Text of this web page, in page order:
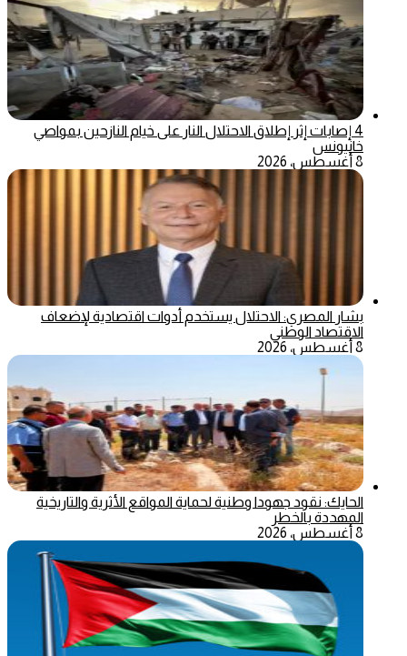
4 إصابات إثر إطلاق الاحتلال النار على خيام النازحين بمواصي
خانيونس
8 أغسطس، 2026
بشار المصري: الاحتلال يستخدم أدوات اقتصادية لإضعاف
الاقتصاد الوطني
8 أغسطس، 2026
الحايك: نقود جهودا وطنية لحماية المواقع الأثرية والتاريخية
المهددة بالخطر
8 أغسطس، 2026